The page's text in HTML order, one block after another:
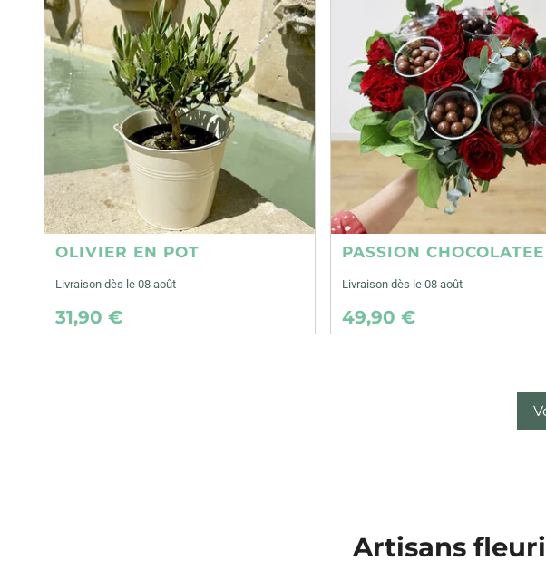
OLIVIER EN POT
Livraison dès le 08 août
31,90 €
PASSION CHOCOLATEE
Livraison dès le 08 août
49,90 €
Artisans